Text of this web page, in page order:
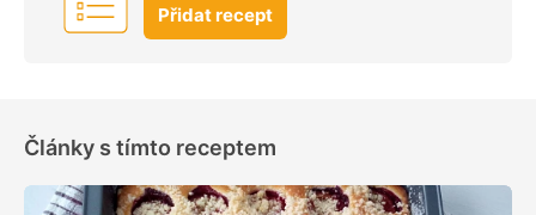
Přidat recept
Články s tímto receptem